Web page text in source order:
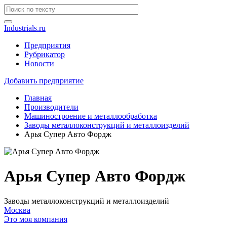
Industrials.ru
Предприятия
Рубрикатор
Новости
Добавить предприятие
Главная
Производители
Машиностроение и металлообработка
Заводы металлоконструкций и металлоизделий
Арья Супер Авто Фордж
Арья Супер Авто Фордж
Заводы металлоконструкций и металлоизделий
Москва
Это моя компания